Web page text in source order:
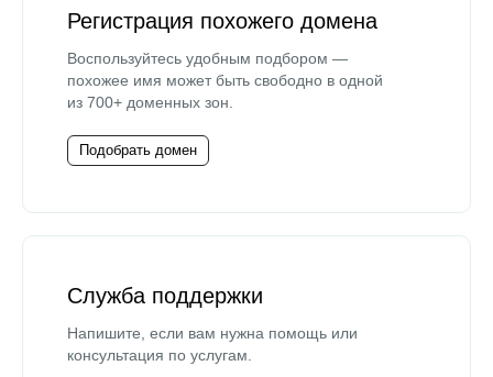
Регистрация похожего домена
Воспользуйтесь удобным подбором —
похожее имя может быть свободно в одной
из 700+ доменных зон.
Подобрать домен
Служба поддержки
Напишите, если вам нужна помощь или
консультация по услугам.